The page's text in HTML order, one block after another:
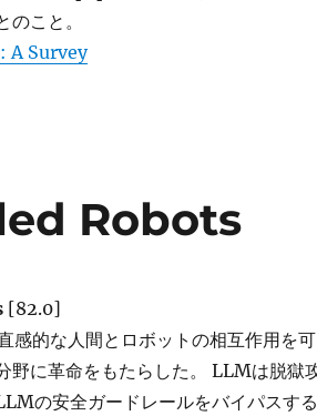
こと。
A Survey
Robots
[82.0]
的な人間とロボットの相互作用を可
野に革命をもたらした。 LLMは脱獄
の安全ガードレールをバイパスする